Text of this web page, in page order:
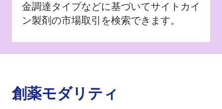
金調達タイプなどに基づいてサイトカイ
ン製剤の市場取引を検索できます。
創薬モダリティ